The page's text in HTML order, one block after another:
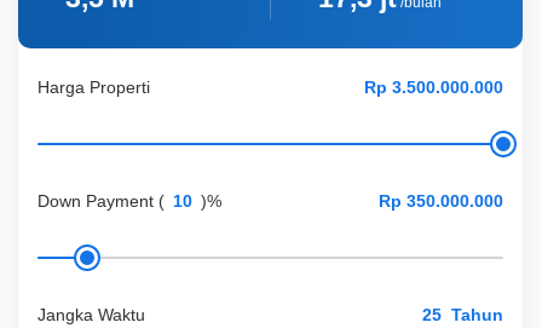
Harga Properti
Down Payment ( )%
Jangka Waktu Tahun